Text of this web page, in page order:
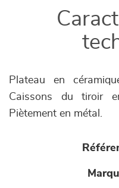
Plateau en
Caissons du tiroir
Piètement en métal.